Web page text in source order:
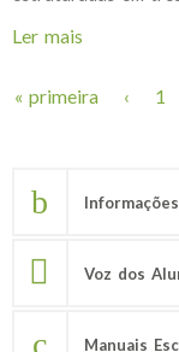
Ler mais
Páginas
« primeira ‹ 1
Voz dos
Manuais